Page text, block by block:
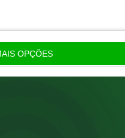
OPÇÕES
vendido ou não.